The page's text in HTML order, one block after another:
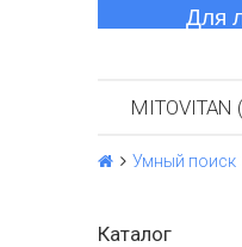
Для
Умный поиск
Каталог